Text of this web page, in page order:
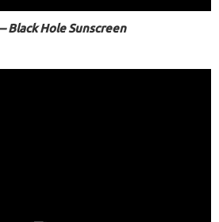
Black Hole Sunscreen